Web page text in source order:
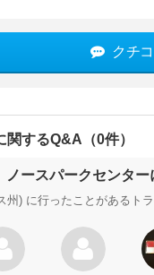
クチ
関するQ&A（0件）
ノースパークセンタ
州) に行ったことがあるト